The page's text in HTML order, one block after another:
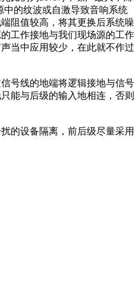
中的纹波或自激导致音响系统
阻值较高，将其更换后系统噪
工作接地与我们现场源的工作
当中应用较少，在此就不作过
号线的地端将逻辑接地与信号
能与后级的输入地相连，否则
的设备隔离，前后级尽量采用